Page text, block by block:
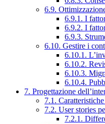
6.9.
6.9.1. I
6.9.2. I
6.9.3.
6.10. Gestire i
6.10.1.
6.10.2.
6.10.3.
6.10.4.
7. Progettazione
7.1.
7.2. User stories
7.2.1.